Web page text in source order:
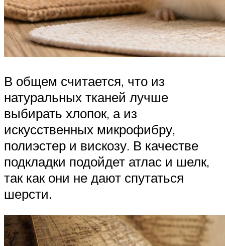
В общем считается, что из
натуральных тканей лучше
выбирать хлопок, а из
искусственных микрофибру,
полиэстер и вискозу. В качестве
подкладки подойдет атлас и шелк,
так как они не дают спутаться
шерсти.